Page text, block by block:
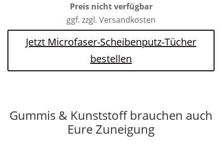
Preis nicht verfügbar
ggf. zzgl. Versandkosten
Jetzt Microfaser-Scheibenputz-Tücher
bestellen
Gummis & Kunststoff brauchen auch
Eure Zuneigung